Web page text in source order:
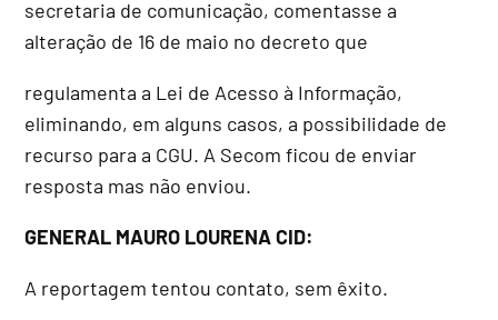
secretaria de comunicação, comentasse a
alteração de 16 de maio no decreto que
regulamenta a Lei de Acesso à Informação,
eliminando, em alguns casos, a possibilidade de
recurso para a CGU. A Secom ficou de enviar
resposta mas não enviou.
GENERAL MAURO LOURENA CID:
A reportagem tentou contato, sem êxito.